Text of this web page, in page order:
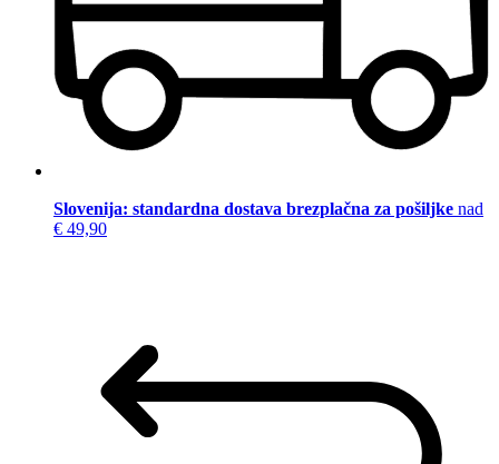
Slovenija: standardna dostava brezplačna za pošiljke nad
€ 49,90